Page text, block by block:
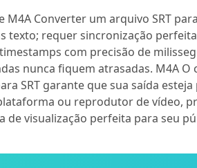
M4A Converter um arquivo SRT
texto; requer sincronização
com precisão de
nunca fiquem atrasadas. M4A O
SRT garante que sua saída
ou reprodutor de vídeo,
de visualização perfeita para seu